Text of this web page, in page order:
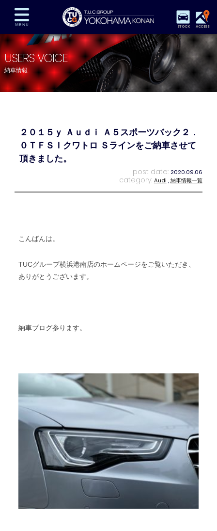
STOCK ACCESS
在庫車両情報 保証&サービス パーツリスト
TUCとは？ 店舗情報 アクセスマップ
全国納車 特別作業 注文販売
プライバシーポリシー スタッフblog 納車blog
USERS VOICE
納車情報
２０１５ｙ Ａｕｄｉ Ａ５スポーツバック２．
０ＴＦＳＩクワトロ Ｓラインをご納車させて
頂きました。
post date: 2020.09.06
category: Audi ,納車情報一覧
こんばんは。
TUCグループ横浜港南店のホームページをご覧いただき、
ありがとうございます。
納車ブログ参ります。